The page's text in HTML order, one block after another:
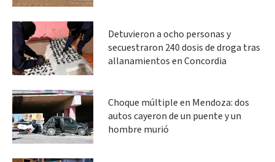
Detuvieron a ocho personas y
secuestraron 240 dosis de droga tras
allanamientos en Concordia
Choque múltiple en Mendoza: dos
autos cayeron de un puente y un
hombre murió